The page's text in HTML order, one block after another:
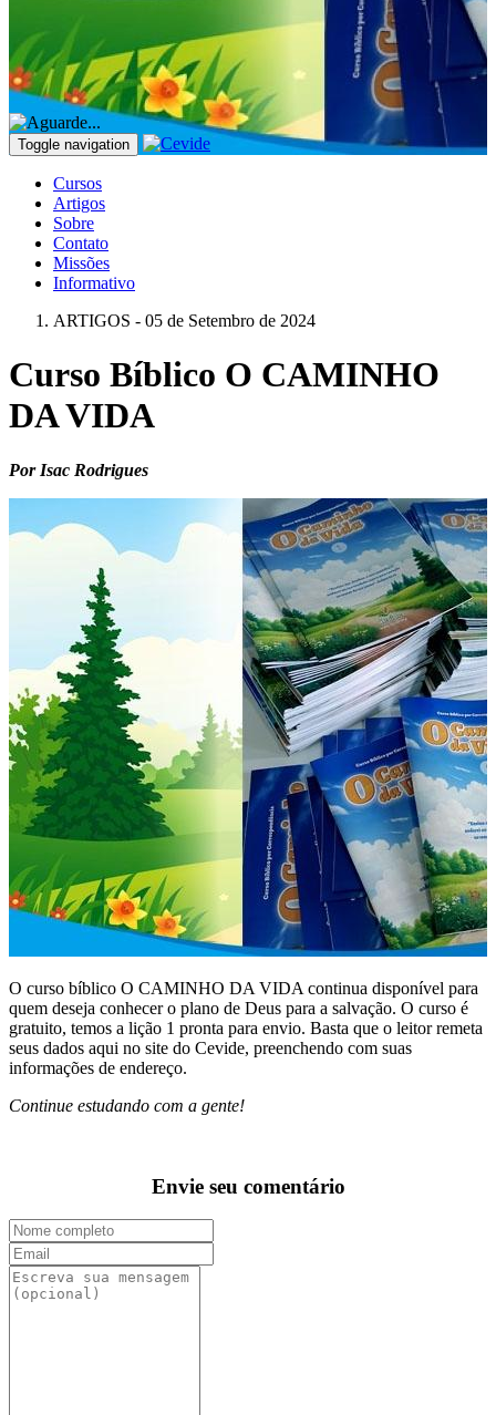
Toggle navigation
Cursos
Artigos
Sobre
Contato
Missões
Informativo
ARTIGOS - 05 de Setembro de 2024
Curso Bíblico O CAMINHO
DA VIDA
Por Isac Rodrigues
O curso bíblico O CAMINHO DA VIDA continua disponível para
quem deseja conhecer o plano de Deus para a salvação. O curso é
gratuito, temos a lição 1 pronta para envio. Basta que o leitor remeta
seus dados aqui no site do Cevide, preenchendo com suas
informações de endereço.
Continue estudando com a gente!
Envie seu comentário